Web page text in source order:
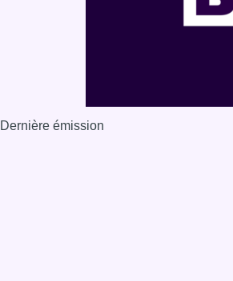
Dernière émission